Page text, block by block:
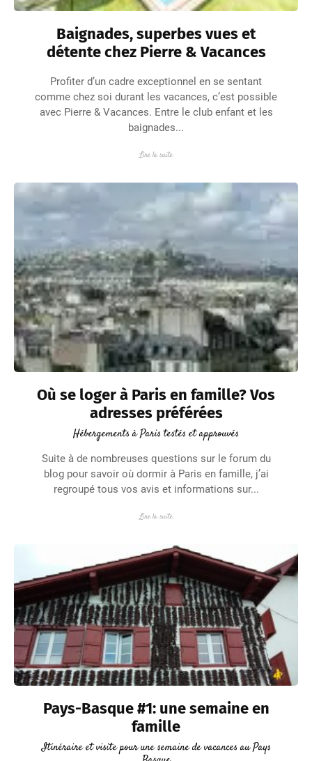
Baignades, superbes vues et
détente chez Pierre & Vacances
Profiter d’un cadre exceptionnel en se sentant
comme chez soi durant les vacances, c’est possible
avec Pierre & Vacances. Entre le club enfant et les
baignades...
Lire la suite
Où se loger à Paris en famille? Vos
adresses préférées
Hébergements à Paris testés et approuvés
Suite à de nombreuses questions sur le forum du
blog pour savoir où dormir à Paris en famille, j’ai
regroupé tous vos avis et informations sur...
Lire la suite
Pays-Basque #1: une semaine en
famille
Itinéraire et visite pour une semaine de vacances au Pays